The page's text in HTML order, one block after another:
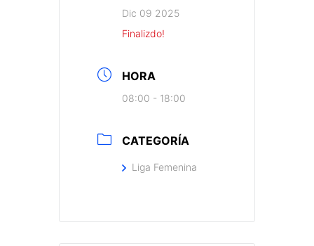
Dic 09 2025
Finalizdo!
HORA
08:00 - 18:00
CATEGORÍA
Liga Femenina